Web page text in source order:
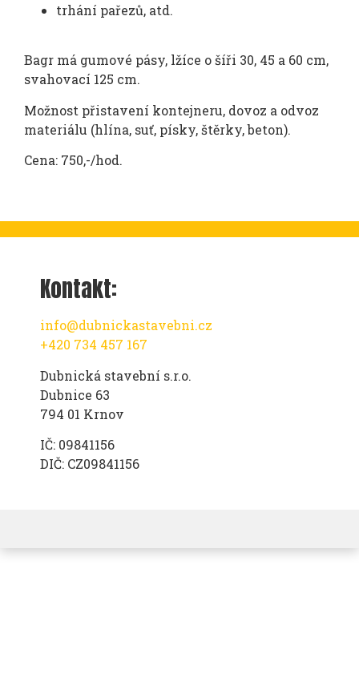
trhání pařezů, atd.
Bagr má gumové pásy, lžíce o šíři 30, 45 a 60 cm,
svahovací 125 cm.
Možnost přistavení kontejneru, dovoz a odvoz
materiálu (hlína, suť, písky, štěrky, beton).
Cena: 750,-/hod.
Kontakt:
info@dubnickastavebni.cz
+420 734 457 167
Dubnická stavební s.r.o.
Dubnice 63
794 01 Krnov
IČ: 09841156
DIČ: CZ09841156